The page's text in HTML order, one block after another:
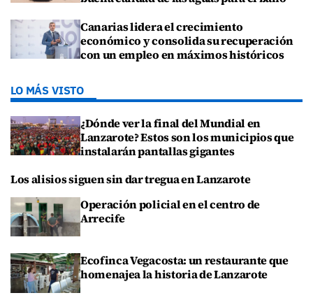
Canarias lidera el crecimiento
económico y consolida su recuperación
con un empleo en máximos históricos
LO MÁS VISTO
¿Dónde ver la final del Mundial en
Lanzarote? Estos son los municipios que
instalarán pantallas gigantes
Los alisios siguen sin dar tregua en Lanzarote
Operación policial en el centro de
Arrecife
Ecofinca Vegacosta: un restaurante que
homenajea la historia de Lanzarote